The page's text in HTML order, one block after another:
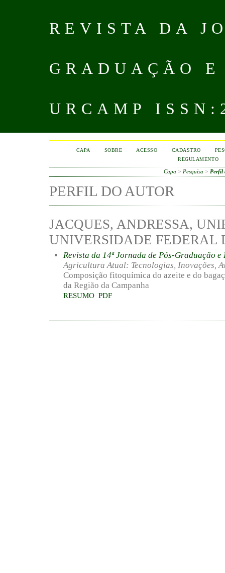
REVISTA DA
GRADUAÇÃO
URCAMP
CAPA SOBRE ACESSO CADASTRO
REGULAMENTO
Capa > Pesquisa > Perfil
PERFIL DO AUTOR
JACQUES, ANDRESSA,
UNIVERSIDADE FEDERAL
Revista da 14ª Jornada de Pós-Graduação
Agricultura Atual: Tecnologias, Inovações,
Composição fitoquímica do azeite e do
da Região da Campanha
RESUMO PDF